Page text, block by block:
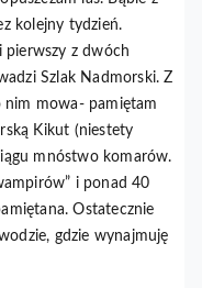
kolejny tydzień.
pierwszy z dwóch
Szlak Nadmorski. Z
mowa- pamiętam
Kikut (niestety
mnóstwo komarów.
i ponad 40
Ostatecznie
gdzie wynajmuję